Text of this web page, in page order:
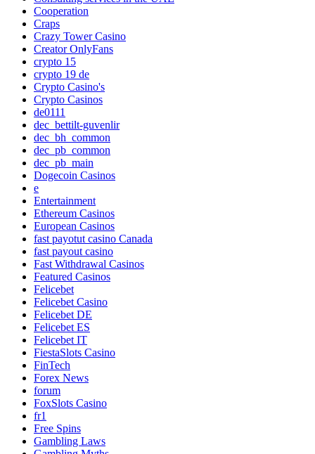
Cooperation
Craps
Crazy Tower Сasino
Creator OnlyFans
crypto 15
crypto 19 de
Crypto Casino's
Crypto Casinos
de0111
dec_bettilt-guvenlir
dec_bh_common
dec_pb_common
dec_pb_main
Dogecoin Casinos
e
Entertainment
Ethereum Casinos
European Casinos
fast payotut casino Canada
fast payout casino
Fast Withdrawal Casinos
Featured Casinos
Felicebet
Felicebet Casino
Felicebet DE
Felicebet ES
Felicebet IT
FiestaSlots Casino
FinTech
Forex News
forum
FoxSlots Casino
fr1
Free Spins
Gambling Laws